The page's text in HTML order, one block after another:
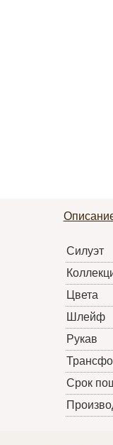
Силуэт
Цвета
Шлейф
Рукав
Срок